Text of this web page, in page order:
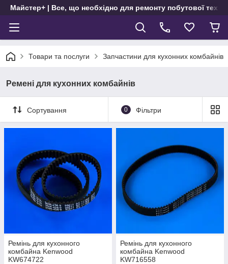
Майстер+ | Все, що необхідно для ремонту побутової
Товари та послуги Запчастини для кухонних комбайнів
Ремені для кухонних комбайнів
Сортування 0 Фільтри
Ремінь для кухонного
комбайна Kenwood
KW674722
Ремінь для кухонного
комбайна Kenwood
KW716558